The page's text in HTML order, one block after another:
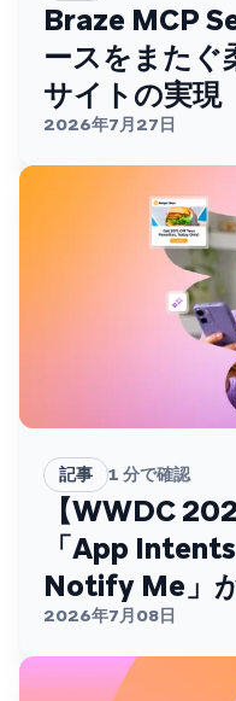
Braze MCP
ースをまたぐ
サイトの実現
2026年7月27日
記事 1 分で確認
【WWDC
「App
Notify Me」
ントを変える
2026年7月08日